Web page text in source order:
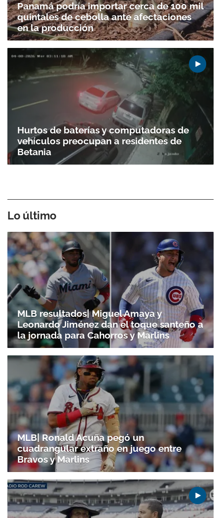
Panamá podría importar cerca de 100 mil
quintales de cebolla ante afectaciones
en la producción
Hurtos de baterías y computadoras de
vehículos preocupan a residentes de
Betania
Lo último
MLB resultados| Miguel Amaya y
Leonardo Jiménez dan el toque santeño a
la jornada para Cahorros y Marlins
MLB| Ronald Acuña pegó un
cuadrangular extraño en juego entre
Bravos y Marlins